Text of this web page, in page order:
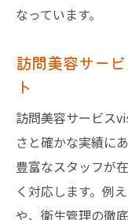
高齢者の
訪問美容なら
高齢者が
自宅や施
訪問美容
外出困難
なっています。
訪問美容サー
ト
訪問美容サービス
さと確かな実績に
豊富なスタッフが
く対応します。例
や、衛生管理の徹